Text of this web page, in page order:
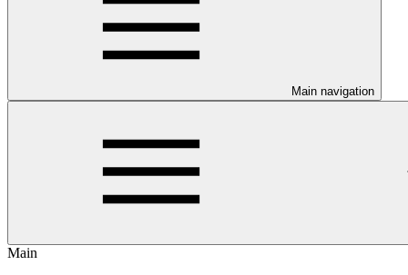
Main navigation
Main